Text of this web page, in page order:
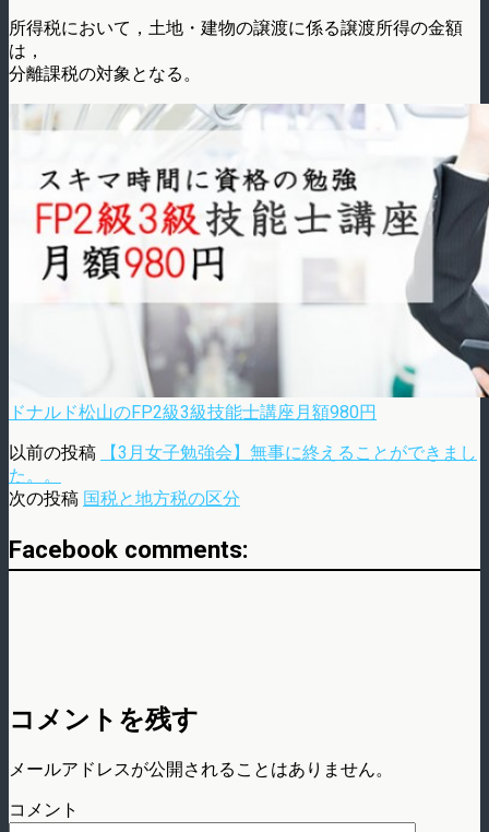
所得税において，土地・建物の譲渡に係る譲渡所得の金額
は，
分離課税の対象となる。
ドナルド松山のFP2級3級技能士講座月額980円
以前の投稿
【3月女子勉強会】無事に終えることができまし
た。。
次の投稿 国税と地方税の区分
Facebook comments:
コメントを残す
メールアドレスが公開されることはありません。
コメント